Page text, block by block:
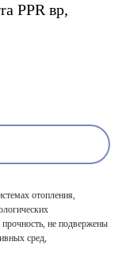
PPR вр,
отопления,
не подвержены
сред,